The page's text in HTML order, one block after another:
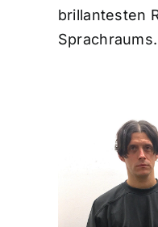
brillantesten
Sprachraums.